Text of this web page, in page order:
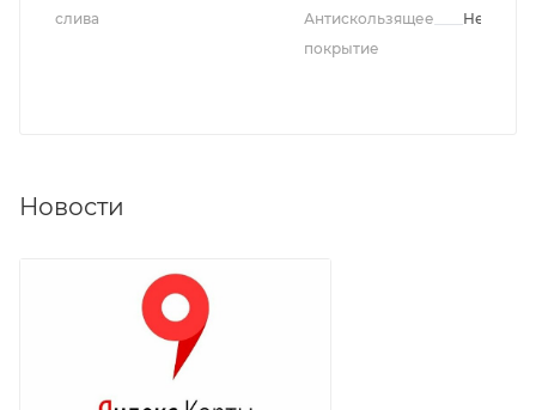
слива
Антискользящее
покрытие
Нет
Новости